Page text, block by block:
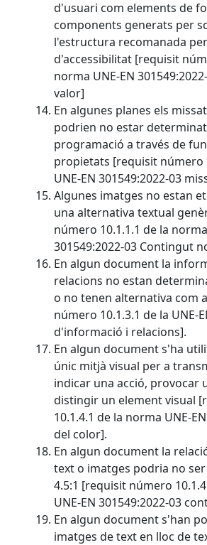
d'usuari com elements de
components generats per
l'estructura recomanada
d'accessibilitat [requisit
norma UNE-EN
valor]
En algunes planes els
podrien no estar
programació a través de
propietats [requisit número
UNE-EN 301549:2022-03
Algunes imatges no estan
una alternativa textual
número 10.1.1.1 de la
301549:2022-03 Contingut
En algun document la
relacions no estan
o no tenen alternativa com
número 10.1.3.1 de la UNE-
d'informació i relacions].
En algun document s'ha
únic mitjà visual per a
indicar una acció, provocar
distingir un element visual
10.1.4.1 de la norma UNE-
del color].
En algun document la
text o imatges podria no
4.5:1 [requisit número
UNE-EN 301549:2022-03
En algun document s'han
imatges de text en lloc de